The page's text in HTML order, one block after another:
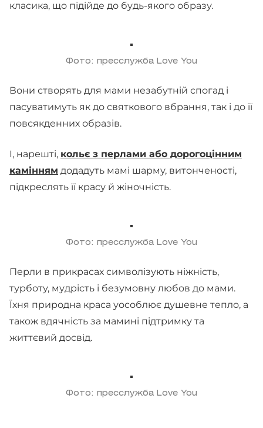
класика, що підійде до будь-якого образу.
Фото: пресслужба Love You
Вони створять для мами незабутній спогад і
пасуватимуть як до святкового вбрання, так і до її
повсякденних образів.
І, нарешті, кольє з перлами або дорогоцінним
камінням додадуть мамі шарму, витонченості,
підкреслять її красу й жіночність.
Фото: пресслужба Love You
Перли в прикрасах символізують ніжність,
турботу, мудрість і безумовну любов до мами.
Їхня природна краса уособлює душевне тепло, а
також вдячність за мамині підтримку та
життєвий досвід.
Фото: пресслужба Love You